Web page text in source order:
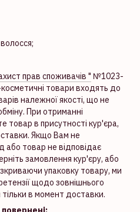
прав споживачів " №1023-
товари входять до
належної якості, що не
При отриманні
товар в присутності кур'єра,
Якщо Вам не
або товар не відповідає
замовлення кур'єру, або
упаковку товару, ми
щодо зовнішнього
в момент доставки.